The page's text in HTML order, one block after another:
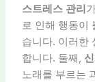
스트레스 관리
로 인해 행동이
습니다. 이러한
합니다. 둘째,
노래를 부르는